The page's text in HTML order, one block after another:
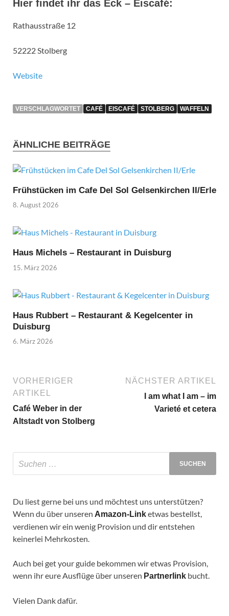
Hier findet ihr das Eck – Eiscafé:
Rathausstraße 12
52222 Stolberg
Website
VERSCHLAGWORTET CAFÉ EISCAFÉ STOLBERG WAFFELN
ÄHNLICHE BEITRÄGE
Frühstücken im Cafe Del Sol Gelsenkirchen II/Erle
8. August 2026
Haus Michels – Restaurant in Duisburg
15. März 2026
Haus Rubbert – Restaurant & Kegelcenter in
Duisburg
6. März 2026
VORHERIGER
ARTIKEL
Café Weber in der
Altstadt von Stolberg
NÄCHSTER ARTIKEL
I am what I am – im
Varieté et cetera
Du liest gerne bei uns und möchtest uns unterstützen?
Wenn du über unseren Amazon-Linketwas bestellst,
verdienen wir ein wenig Provision und dir entstehen
keinerlei Mehrkosten.
Auch bei get your guide bekommen wir etwas Provision,
wenn ihr eure Ausflüge über unseren Partnerlink bucht.
Vielen Dank dafür.